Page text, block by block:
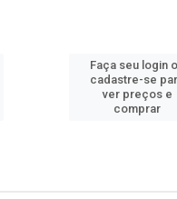
Faça seu login
cadastre-se
ver preços e
comprar